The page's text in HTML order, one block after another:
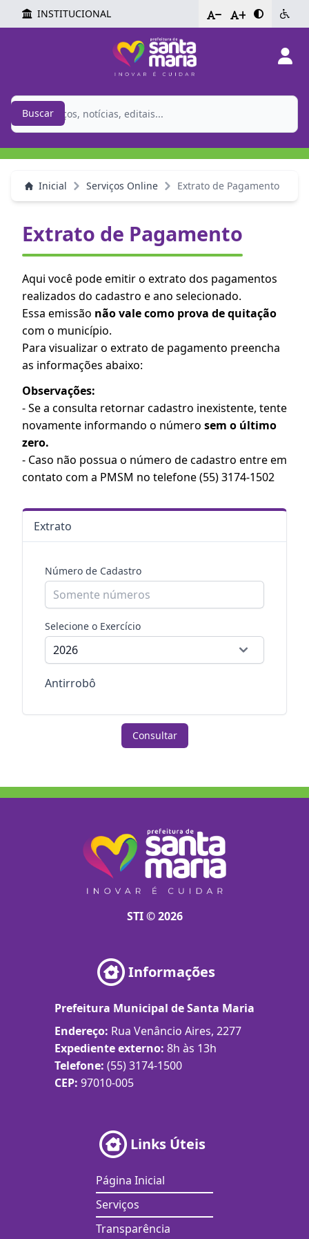
INSTITUCIONAL - +
Buscar
Inicial Serviços Online Extrato de Pagamento
Extrato de Pagamento
Aqui você pode emitir o extrato dos pagamentos
realizados do cadastro e ano selecionado.
Essa emissão não vale como prova de quitação
com o município.
Para visualizar o extrato de pagamento preencha
as informações abaixo:
Observações:
- Se a consulta retornar cadastro inexistente, tente
novamente informando o número sem o último
zero.
- Caso não possua o número de cadastro entre em
contato com a PMSM no telefone (55) 3174-1502
Extrato
Número de Cadastro
Selecione o Exercício
Antirrobô
Consultar
STI © 2026
Informações
Prefeitura Municipal de Santa Maria
Endereço: Rua Venâncio Aires, 2277
Expediente externo: 8h às 13h
Telefone: (55) 3174-1500
CEP: 97010-005
Links Úteis
Página Inicial
Serviços
Transparência